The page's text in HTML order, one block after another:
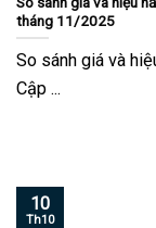
tháng 11/2025
So sánh giá và
Cập ...
10
Th10